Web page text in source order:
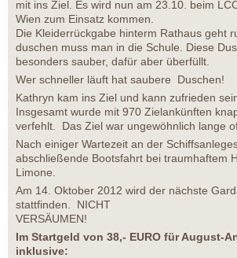
mit ins Ziel. Es wird nun am 23.10. beim
Wien zum Einsatz kommen.
Die Kleiderrückgabe hinterm Rathaus geht
duschen muss man in die Schule. Diese
besonders sauber, dafür aber überfüllt.
Wer schneller läuft hat saubere
Kathryn kam ins Ziel und kann zufrieden
Insgesamt wurde mit 970 Zielankünften
verfehlt. Das Ziel war ungewöhnlich lange
Nach einiger Wartezeit an der
abschließende Bootsfahrt bei traumhaftem
Am 14. Oktober 2012 wird der nächste
stattfinden. NICHT
Im Startgeld von 38,- EURO für August-
inklusive: